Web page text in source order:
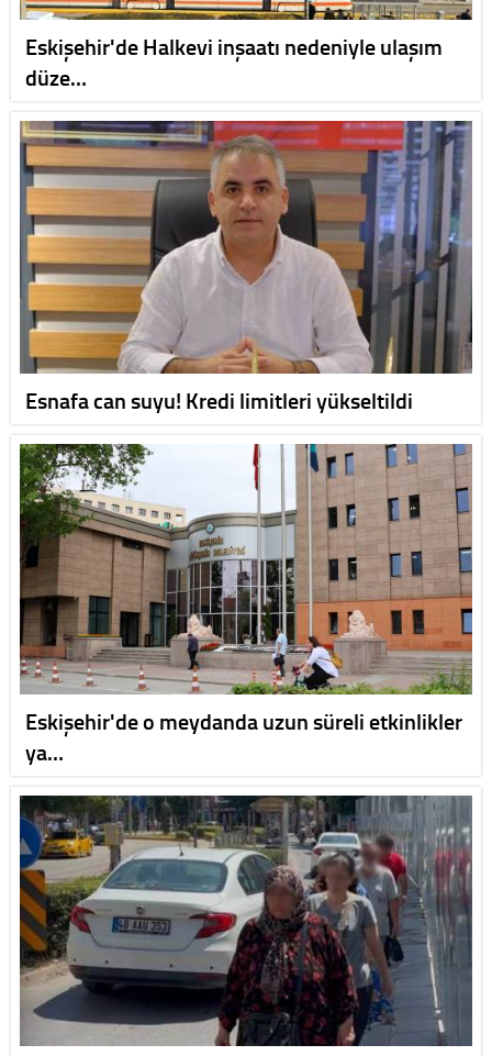
Eskişehir'de Halkevi inşaatı nedeniyle ulaşım
düze…
Esnafa can suyu! Kredi limitleri yükseltildi
Eskişehir'de o meydanda uzun süreli etkinlikler
ya…